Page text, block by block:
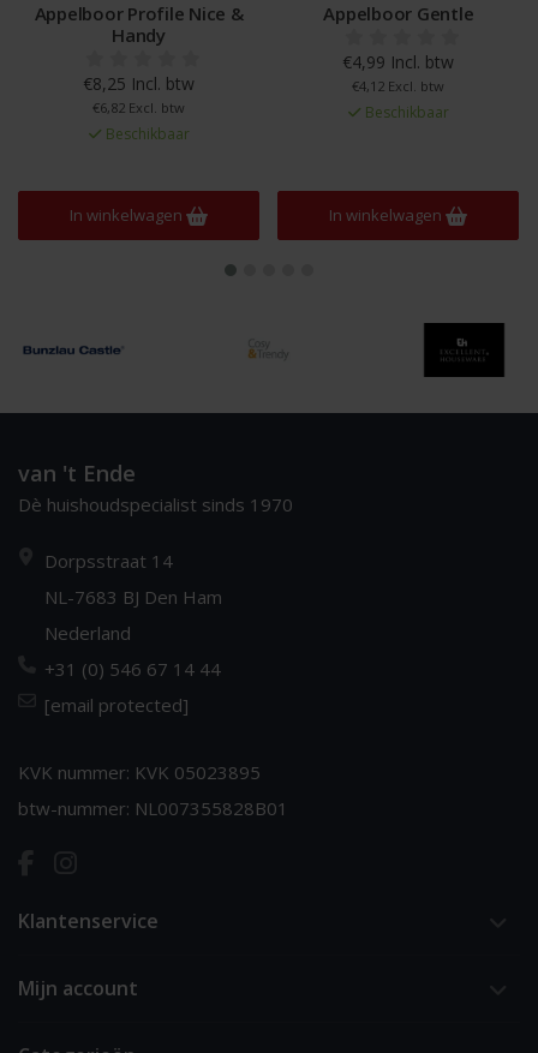
Appelboor Profile Nice &
Handy
€8,25 Incl. btw
€6,82 Excl. btw
Beschikbaar
In winkelwagen
Appelboor Gentle
€4,99 Incl. btw
€4,12 Excl. btw
Beschikbaar
In winkelwagen
van 't Ende
Dè huishoudspecialist sinds 1970
Dorpsstraat 14
NL-7683 BJ Den Ham
Nederland
+31 (0) 546 67 14 44
[email protected]
KVK nummer: KVK 05023895
btw-nummer: NL007355828B01
Klantenservice
Mijn account